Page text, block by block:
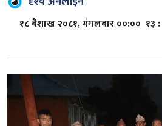
१८ बैशाख २०८१, मंगलबार ००:००